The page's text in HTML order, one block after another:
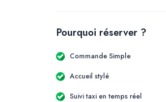
Pourquoi réserver ?
Commande Simple
Accueil stylé
Suivi taxi en temps réel